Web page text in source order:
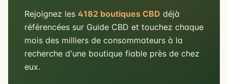
Rejoignez les 4182 boutiques CBD déjà
référencées sur Guide CBD et touchez chaque
mois des milliers de consommateurs à la
recherche d'une boutique fiable près de chez
eux.